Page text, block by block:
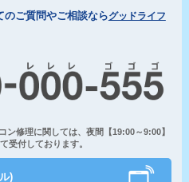
のご質問やご相談ならグッドライフ
修理に関しては、夜間【19:00～9:00】
受付しております。
)